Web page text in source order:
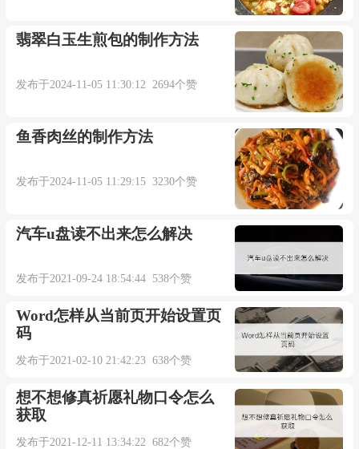
翡翠白玉生煎包的制作方法
发布于2024-11-05 11:30:12 2694个赞
鱼香肉丝的制作方法
发布于2024-11-05 11:29:15 3230个赞
汽车u盘读不出来怎么解决
发布于2021-09-24 18:54:44 538个赞
Word怎样从当前页开始设置页
码
发布于2021-02-10 21:42:23 638个赞
想不想修真祈愿礼物口令怎么
获取
发布于2021-12-11 13:34:22 682个赞